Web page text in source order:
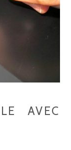
AVEC